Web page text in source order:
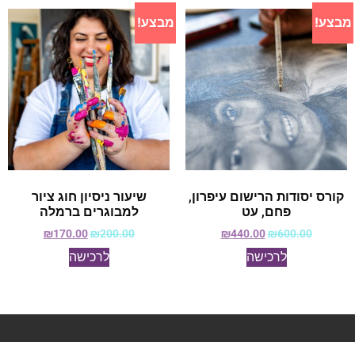
מבצע!
קורס יסודות הרישום עיפרון,
פחם, עט
₪600.00
₪440.00
לרכישה
מבצע!
שיעור ניסיון חוג ציור
למבוגרים ברמלה
₪200.00
₪170.00
לרכישה